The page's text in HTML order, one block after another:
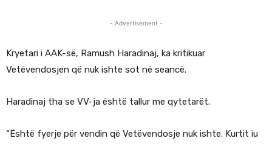
- Advertisement -
Kryetari i AAK-së, Ramush Haradinaj, ka kritikuar
Vetëvendosjen që nuk ishte sot në seancë.
Haradinaj tha se VV-ja është tallur me qytetarët.
“Është fyerje për vendin që Vetëvendosje nuk ishte. Kurtit iu